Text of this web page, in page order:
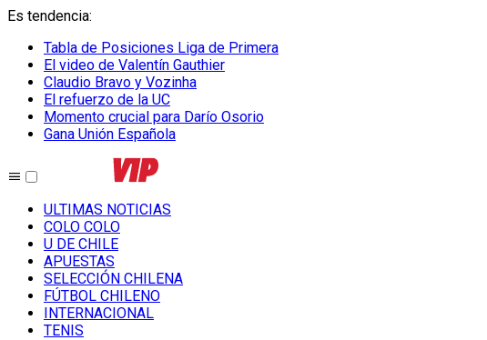
Es tendencia:
Tabla de Posiciones Liga de Primera
El video de Valentín Gauthier
Claudio Bravo y Vozinha
El refuerzo de la UC
Momento crucial para Darío Osorio
Gana Unión Española
ULTIMAS NOTICIAS
COLO COLO
U DE CHILE
APUESTAS
SELECCIÓN CHILENA
FÚTBOL CHILENO
INTERNACIONAL
TENIS